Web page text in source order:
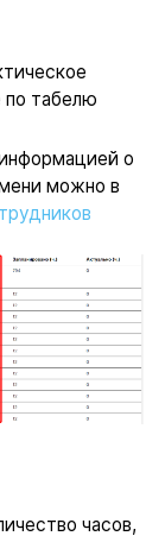
по табелю
о
можно в
часов,